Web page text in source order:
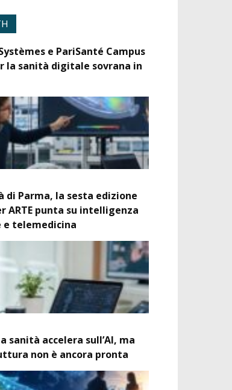
e PariSanté Campus
la sanità digitale sovrana in
di Parma, la sesta edizione
ARTE punta su intelligenza
telemedicina
sanità accelera sull’AI, ma
non è ancora pronta